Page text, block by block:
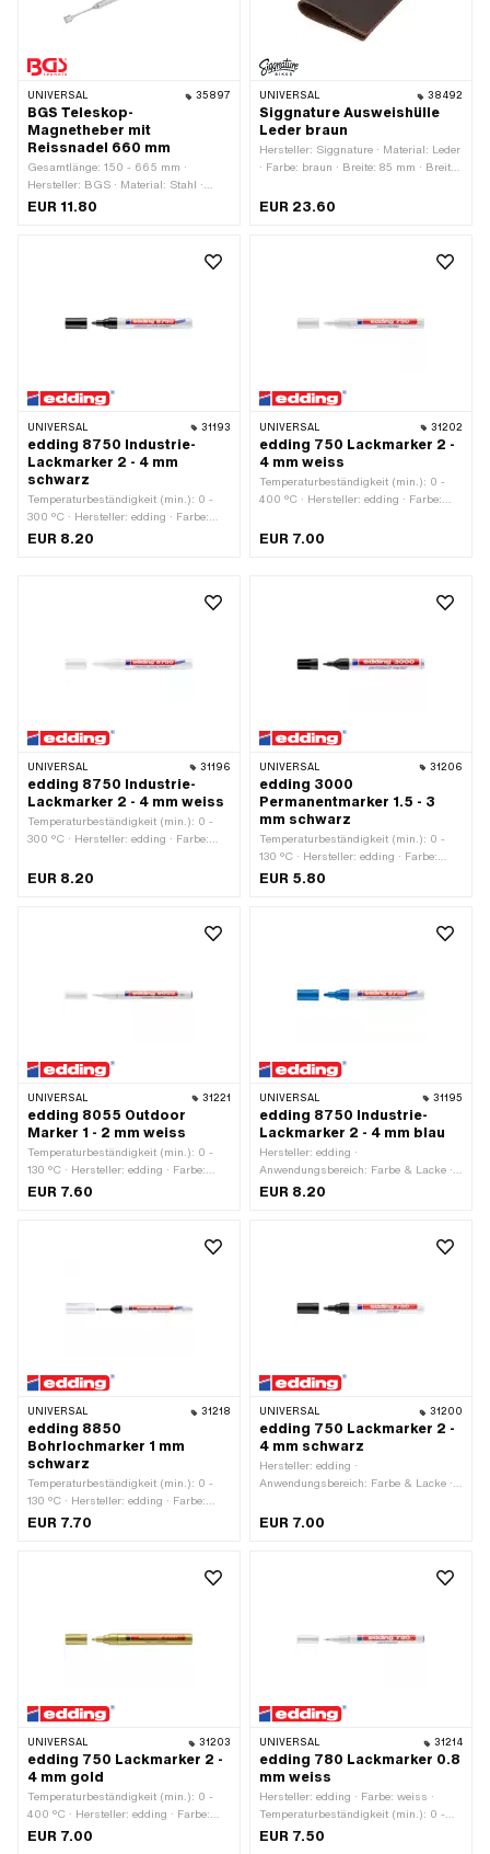
UNIVERSAL 35897
BGS Teleskop-
Magnetheber mit
Reissnadel 660 mm
Gesamtlänge: 150 - 665 mm ·
Hersteller: BGS · Material: Stahl ·
Oberfläche: verchromt · Anzahl
EUR 11.80
UNIVERSAL 38492
Siggnature Ausweishülle
Leder braun
Hersteller: Siggnature · Material: Leder
· Farbe: braun · Breite: 85 mm · Breite:
EUR 23.60
UNIVERSAL 31193
edding 8750 Industrie-
Lackmarker 2 - 4 mm
schwarz
Temperaturbeständigkeit (min.): 0 -
300 °C · Hersteller: edding · Farbe:
schwarz · Strichbreite: 2 - 4 ·
EUR 8.20
UNIVERSAL 31202
edding 750 Lackmarker 2 -
4 mm weiss
Temperaturbeständigkeit (min.): 0 -
400 °C · Hersteller: edding · Farbe:
Anwendungsbereich: Farbe & Lacke
EUR 7.00
UNIVERSAL 31196
edding 8750 Industrie-
Lackmarker 2 - 4 mm weiss
Temperaturbeständigkeit (min.): 0 -
300 °C · Hersteller: edding · Farbe:
Anwendungsbereich: Farbe & Lacke
EUR 8.20
UNIVERSAL 31206
edding 3000
Permanentmarker 1.5 - 3
mm schwarz
Temperaturbeständigkeit (min.): 0 -
130 °C · Hersteller: edding · Farbe:
schwarz · Strichbreite: 1.5 - 3 ·
EUR 5.80
UNIVERSAL 31221
edding 8055 Outdoor
Marker 1 - 2 mm weiss
Temperaturbeständigkeit (min.): 0 -
130 °C · Hersteller: edding · Farbe:
weiss · Strichbreite: 1 - 2
EUR 7.60
UNIVERSAL 31195
edding 8750 Industrie-
Lackmarker 2 - 4 mm blau
Hersteller: edding ·
Anwendungsbereich: Farbe & Lacke ·
Farbe: blau · Temperaturbeständigkeit
EUR 8.20
UNIVERSAL 31218
edding 8850
Bohrlochmarker 1 mm
schwarz
Temperaturbeständigkeit (min.): 0 -
130 °C · Hersteller: edding · Farbe:
schwarz · Strichbreite: 1
EUR 7.70
UNIVERSAL 31200
edding 750 Lackmarker 2 -
4 mm schwarz
Hersteller: edding ·
Anwendungsbereich: Farbe & Lacke ·
Temperaturbeständigkeit (min.): 0 -
EUR 7.00
UNIVERSAL 31203
edding 750 Lackmarker 2 -
4 mm gold
Temperaturbeständigkeit (min.): 0 -
400 °C · Hersteller: edding · Farbe:
gold · Strichbreite: 2 - 4 ·
EUR 7.00
UNIVERSAL 31214
edding 780 Lackmarker 0.8
mm weiss
Hersteller: edding · Farbe: weiss ·
Temperaturbeständigkeit (min.): 0 -
400 °C · Strichbreite: 0.8
EUR 7.50